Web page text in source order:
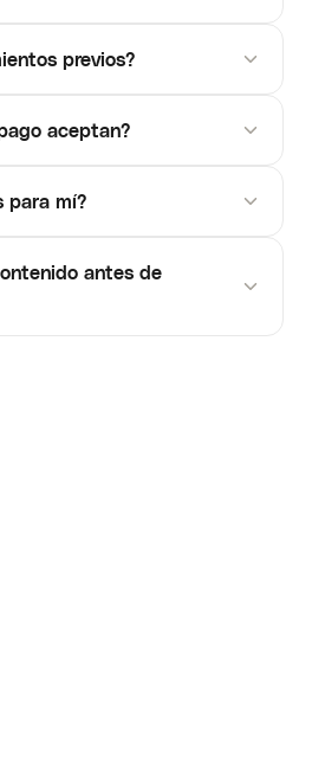
previos?
aceptan?
para mí?
antes de